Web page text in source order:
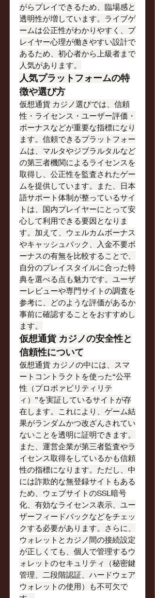
がらプレイできるため、臨場感と
透明性が増しています。ライブゲ
ームは公正性がわかりやすく、プ
レイヤー心理が働きやすい設計で
あるため、初心者から上級者まで
人気があります。
人気プラットフォームの特
徴や選び方
仮想通貨 カジノ選びでは、信頼
性・ライセンス・ユーザー評価・
ボーナスなどが重要な指標になり
ます。信頼できるプラットフォー
ムは、マルタやジブラルタルなど
の第三者機関によるライセンスを
取得し、公正性を監査されたゲー
ムを提供しています。また、日本
語サポート体制が整っているサイ
トは、国内プレイヤーにとって安
心して利用できる要因となりま
す。加えて、ウェルカムボーナス
やキャッシュバック、入金不要ボ
ーナスの有無を比較することで、
自分のプレイスタイルに合った特
典を選べる点も魅力です。ユーザ
ーレビューや専門サイトの調査を
参考に、どのような評価があるか
事前に確認することをおすすめし
ます。
仮想通貨 カジノの安全性と
信頼性について
仮想通貨 カジノの中には、スマ
ートコントラクトを使った“公平
性（プロボァビリティリテ
ィ）”を実証しているサイトが存
在します。これにより、ゲーム結
果がランダムかつ改ざんされてい
ないことを透明に証明できます。
また、運営企業が第三者監査やラ
イセンス取得をしているかも信頼
性の指標になります。ただし、中
には詐欺的な無登録サイトもある
ため、ウェブサイトのSSL暗号
化、有効なライセンス表示、ユー
ザーフィードバックなどをチェッ
クする必要があります。さらに、
ウォレットとカジノ間の接続設定
が正しくても、個人で管理するウ
ォレットのセキュリティ（秘密鍵
管理、二段階認証、ハードウェア
ウォレットの使用）も不可欠で